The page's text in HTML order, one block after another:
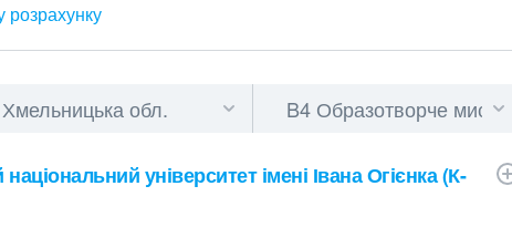
розрахунку
університет імені Івана Огієнка (К-